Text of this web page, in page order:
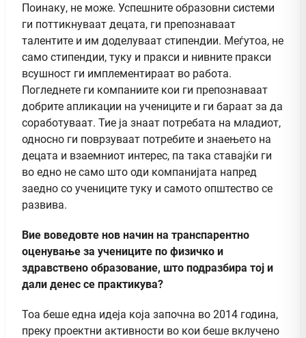
Поинаку, не може. Успешните образовни системи
ги поттикнуваат децата, ги препознаваат
талентите и им доделуваат стипендии. Меѓутоа, не
само стипендии, туку и пракси и нивните пракси
всушност ги имплементираат во работа.
Погледнете ги компаниите кои ги препознаваат
добрите апликации на учениците и ги бараат за да
соработуваат. Тие ја знаат потребата на младиот,
односно ги поврзуваат потребите и знаењето на
децата и взаемниот интерес, па така ставајќи ги
во едно не само што оди компанијата напред
заедно со учениците туку и самото општество се
развива.
Вие воведовте нов начин на транспарентно
оценување за учениците по физичко и
здравствено образование, што подразбира тој и
дали денес се практикува?
Тоа беше една идеја која започна во 2014 година,
преку проектни активности во кои беше вклучено